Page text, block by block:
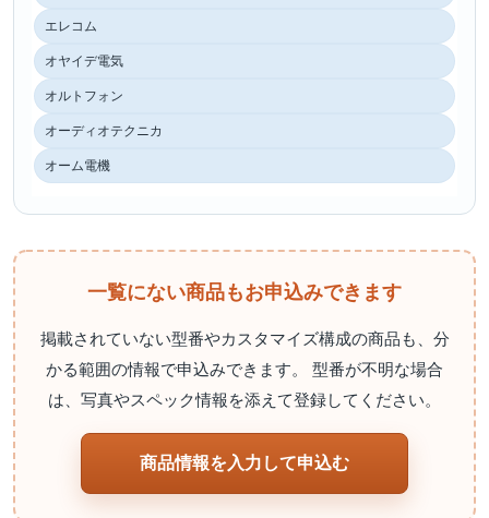
エレコム
オヤイデ電気
オルトフォン
オーディオテクニカ
オーム電機
一覧にない商品もお申込みできます
掲載されていない型番やカスタマイズ構成の商品も、分
かる範囲の情報で申込みできます。 型番が不明な場合
は、写真やスペック情報を添えて登録してください。
商品情報を入力して申込む